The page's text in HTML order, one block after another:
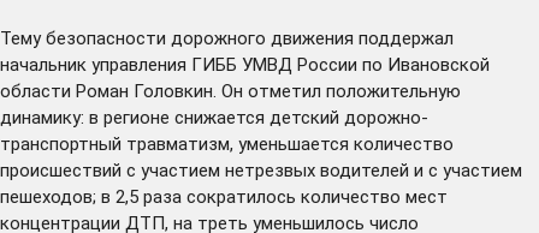
Тему безопасности дорожного движения поддержал
начальник управления ГИББ УМВД России по Ивановской
области Роман Головкин. Он отметил положительную
динамику: в регионе снижается детский дорожно-
транспортный травматизм, уменьшается количество
происшествий с участием нетрезвых водителей и с участием
пешеходов; в 2,5 раза сократилось количество мест
концентрации ДТП, на треть уменьшилось число